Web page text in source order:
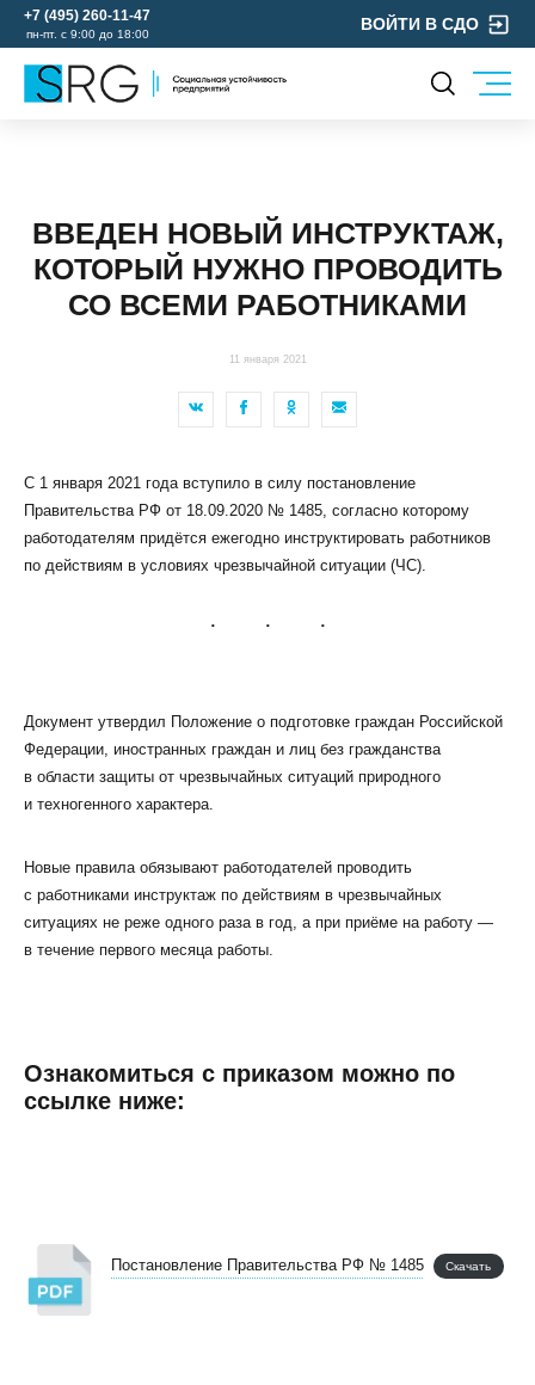
+7 (495) 260-11-47
пн-пт. с 9:00 до 18:00
ВОЙТИ В СДО
Лицензии и аккредитации
Пресс-центр
Мы в социальных сетях
УЧЕБНЫЙ ЦЕНТР
ЭКОЛОГИЯ
ПОЛИТИКА КОНФИДЕНЦИАЛЬНОСТИ
УСЛОВИЯ ИСПОЛЬЗОВАНИЯ ФАЙЛОВ COOKIE
ВВЕДЕН НОВЫЙ ИНСТРУКТАЖ,
КОТОРЫЙ НУЖНО ПРОВОДИТЬ
СО ВСЕМИ РАБОТНИКАМИ
11 января 2021
С 1 января 2021 года вступило в силу постановление
Правительства РФ от 18.09.2020 № 1485, согласно которому
работодателям придётся ежегодно инструктировать работников
по действиям в условиях чрезвычайной ситуации (ЧС).
Документ утвердил Положение о подготовке граждан Российской
Федерации, иностранных граждан и лиц без гражданства
в области защиты от чрезвычайных ситуаций природного
и техногенного характера.
Новые правила обязывают работодателей проводить
с работниками инструктаж по действиям в чрезвычайных
ситуациях не реже одного раза в год, а при приёме на работу —
в течение первого месяца работы.
Ознакомиться с приказом можно по
ссылке ниже:
Постановление Правительства РФ № 1485 Скачать